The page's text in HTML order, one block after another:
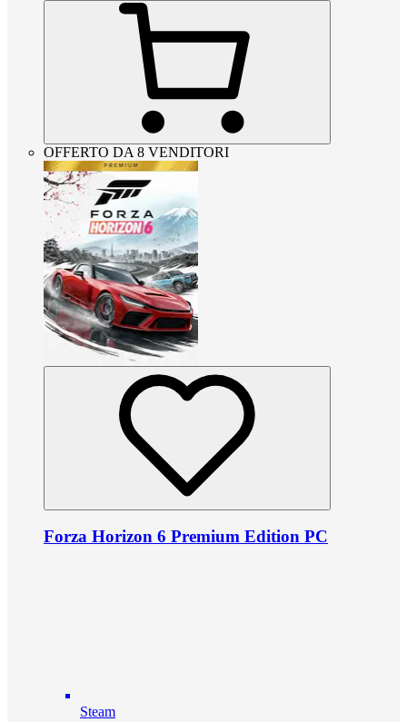
OFFERTO DA 8 VENDITORI
Forza Horizon 6 Premium Edition PC
Steam